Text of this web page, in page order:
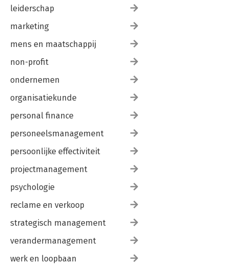
leiderschap
marketing
mens en maatschappij
non-profit
ondernemen
organisatiekunde
personal finance
personeelsmanagement
persoonlijke effectiviteit
projectmanagement
psychologie
reclame en verkoop
strategisch management
verandermanagement
werk en loopbaan